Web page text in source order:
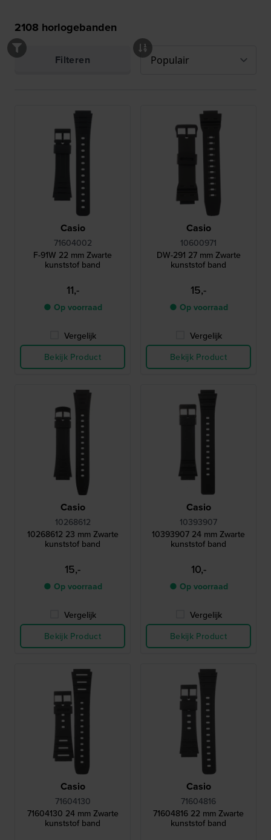
2108 horlogebanden
Filteren
Casio
71604002
F-91W 22 mm Zwarte
kunststof band
11,-
● Op voorraad
Vergelijk
Bekijk Product
Casio
10600971
DW-291 27 mm Zwarte
kunststof band
15,-
● Op voorraad
Vergelijk
Bekijk Product
Casio
10268612
10268612 23 mm Zwarte
kunststof band
15,-
● Op voorraad
Vergelijk
Bekijk Product
Casio
10393907
10393907 24 mm Zwarte
kunststof band
10,-
● Op voorraad
Vergelijk
Bekijk Product
Casio
71604130
71604130 24 mm Zwarte
kunststof band
Casio
71604816
71604816 22 mm Zwarte
kunststof band